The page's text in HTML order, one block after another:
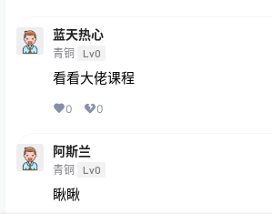
蓝天热心
青铜 Lv0
看看大佬课程
0 0
阿斯兰
青铜 Lv0
瞅瞅